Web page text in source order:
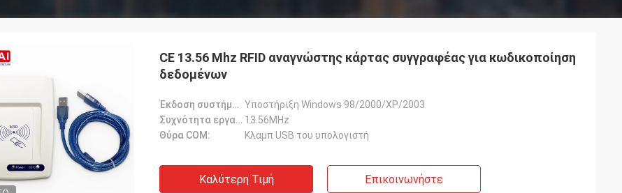
CE 13.56 Mhz RFID αναγνώστης κάρτας συγγραφέας για κωδικοποίηση
δεδομένων
Έκδοση συστήματος: Υποστήριξη Windows 98/2000/XP/2003
Συχνότητα εργασίας: 13.56MHz
Θύρα COM:
Κλαμπ USB του υπολογιστή
Καλύτερη Τιμή Επικοινωνήστε